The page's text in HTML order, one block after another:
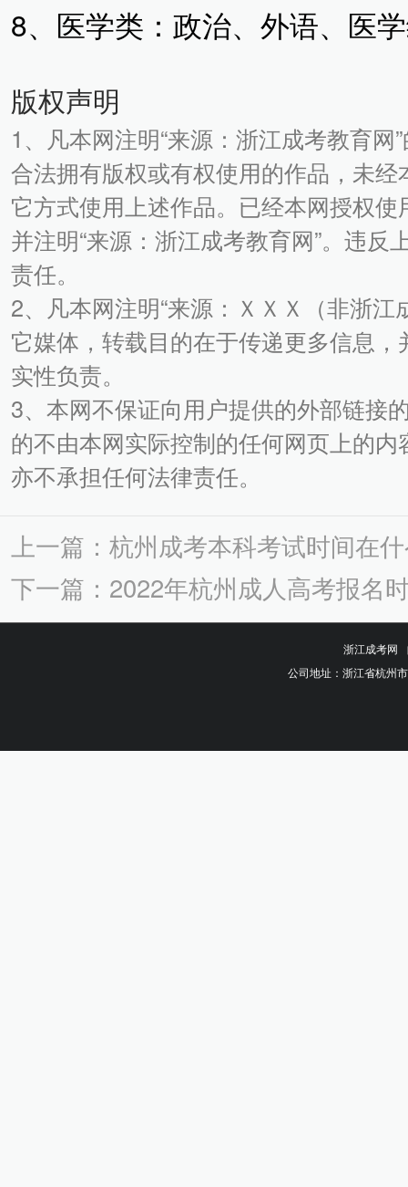
8、医学类：政治、外语、医
版权声明
1、凡本网注明“来源：浙江成考教育
合法拥有版权或有权使用的作品，未
它方式使用上述作品。已经本网授权
并注明“来源：浙江成考教育网”。违
责任。
2、凡本网注明“来源：ＸＸＸ（非浙
它媒体，转载目的在于传递更多信息
实性负责。
3、本网不保证向用户提供的外部链接
的不由本网实际控制的任何网页上的
亦不承担任何法律责任。
上一篇：杭州成考本科考试时间在
下一篇：2022年杭州成人高考报名
浙江成考网
公司地址：浙江省杭州